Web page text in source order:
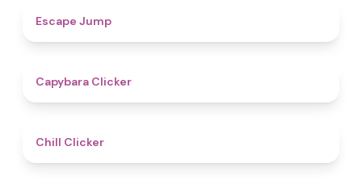
Escape Jump
Capybara Clicker
Chill Clicker